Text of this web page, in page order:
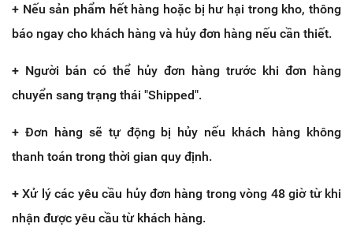
+ Nếu sản phẩm hết hàng hoặc bị hư hại trong kho, thông
báo ngay cho khách hàng và hủy đơn hàng nếu cần thiết.
+ Người bán có thể hủy đơn hàng trước khi đơn hàng
chuyển sang trạng thái "Shipped".
+ Đơn hàng sẽ tự động bị hủy nếu khách hàng không
thanh toán trong thời gian quy định.
+ Xử lý các yêu cầu hủy đơn hàng trong vòng 48 giờ từ khi
nhận được yêu cầu từ khách hàng.